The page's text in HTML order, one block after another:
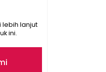
lebih lanjut
ini.